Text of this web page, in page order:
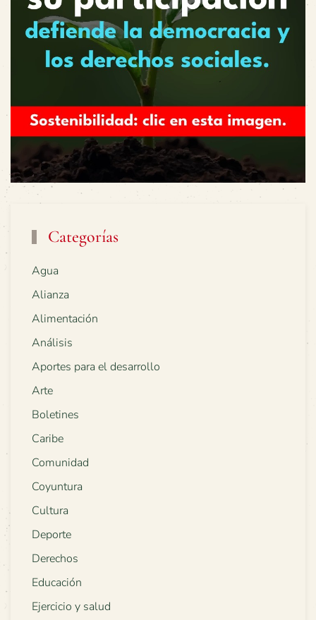
Categorías
Agua
Alianza
Alimentación
Análisis
Aportes para el desarrollo
Arte
Boletines
Caribe
Comunidad
Coyuntura
Cultura
Deporte
Derechos
Educación
Ejercicio y salud